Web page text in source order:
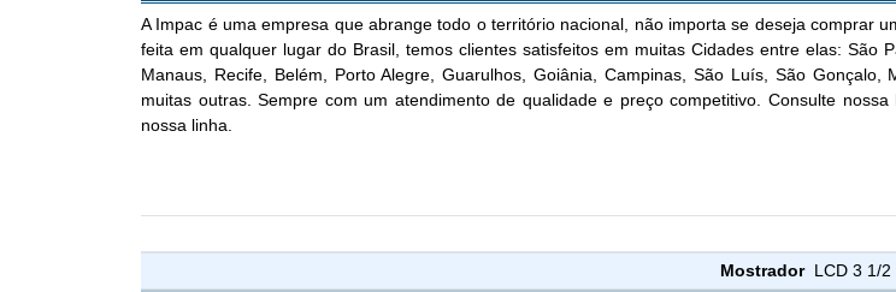
A Impac é uma empresa que abrange todo o território nacional, não importa se deseja comprar
feita em qualquer lugar do Brasil, temos clientes satisfeitos em muitas Cidades entre elas: São
Manaus, Recife, Belém, Porto Alegre, Guarulhos, Goiânia, Campinas, São Luís, São
muitas outras. Sempre com um atendimento de qualidade e preço competitivo. Consulte
nossa linha.
Mostrador LCD 3 1/